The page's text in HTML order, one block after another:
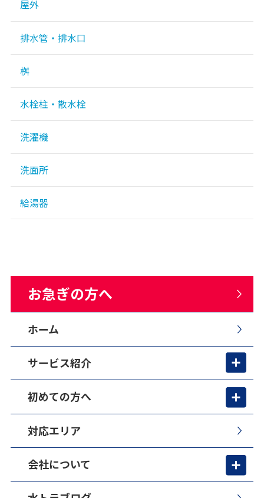
屋外
排水管・排水口
桝
水栓柱・散水栓
洗濯機
洗面所
給湯器
お急ぎの方へ
ホーム
サービス紹介
初めての方へ
対応エリア
会社について